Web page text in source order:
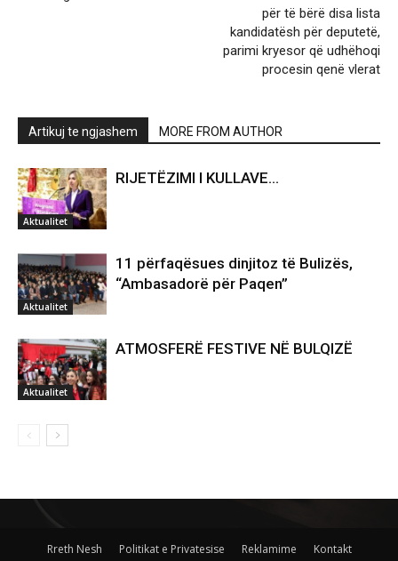
për të bërë disa lista
kandidatësh për deputetë,
parimi kryesor që udhëhoqi
procesin qenë vlerat
Artikuj te ngjashem MORE FROM AUTHOR
Aktualitet
RIJETËZIMI I KULLAVE…
Aktualitet
11 përfaqësues dinjitoz të Bulizës,
“Ambasadorë për Paqen”
Aktualitet
ATMOSFERË FESTIVE NË BULQIZË
Rreth Nesh Politikat e Privatesise Reklamime Kontakt